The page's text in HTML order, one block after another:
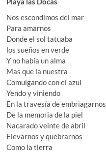
Nos escondimos del mar
Para amarnos
Donde el sol tatuaba
los sueños en verde
Y no había un alma
Mas que la nuestra
Comulgando con el azul
Yendo y viniendo
En la travesía de embriagarnos
De la memoria de la piel
Nacarado veinte de abril
Elevarnos y quebrarnos
Como la tierra